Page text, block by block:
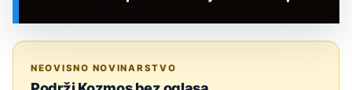
NEOVISNO NOVINARSTVO